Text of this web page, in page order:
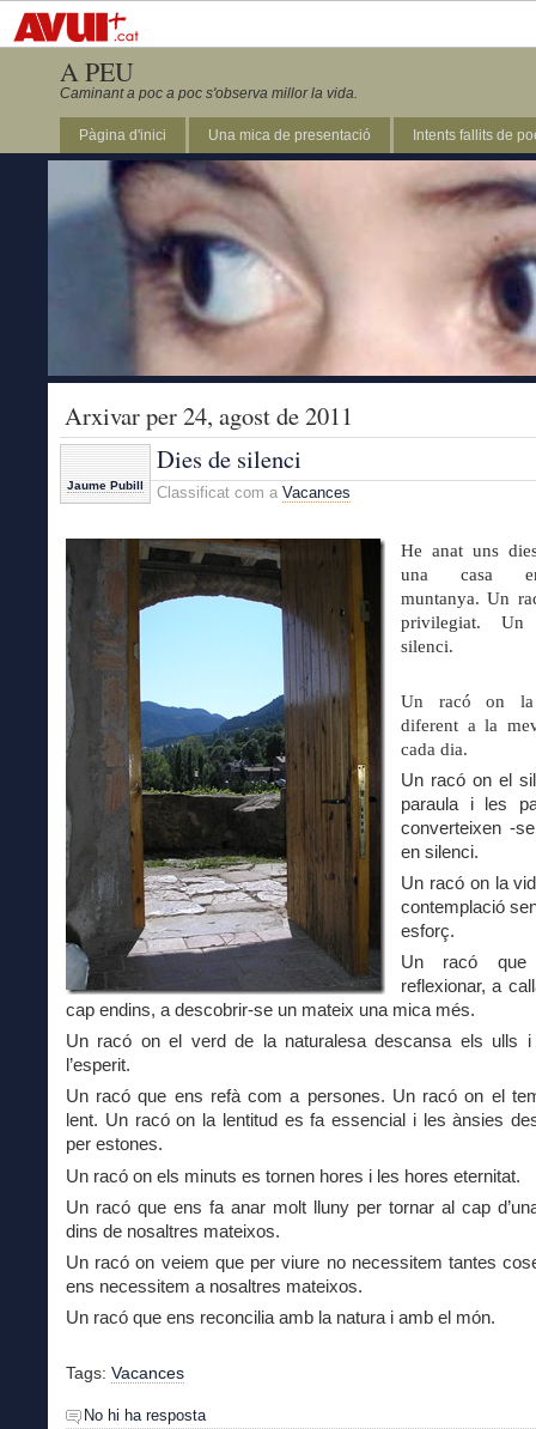
A PEU
Caminant a poc a poc s'observa millor la vida.
Pàgina d'inici Una mica de presentació Intents fallits de
Arxivar per 24, agost de 2011
Jaume Pubill
Dies de silenci
Classificat com a Vacances
He anat uns
una casa
muntanya. Un
privilegiat.
silenci.
Un racó on
diferent a la
cada dia.
Un racó on el
paraula i les
converteixen -
en silenci.
Un racó on la
contemplació
esforç.
Un racó
reflexionar, a
cap endins, a descobrir-se un mateix una mica més.
Un racó on el verd de la naturalesa descansa els ulls i
l’esperit.
Un racó que ens refà com a persones. Un racó on el
lent. Un racó on la lentitud es fa essencial i les ànsies
per estones.
Un racó on els minuts es tornen hores i les hores eternitat.
Un racó que ens fa anar molt lluny per tornar al cap
dins de nosaltres mateixos.
Un racó on veiem que per viure no necessitem tantes
ens necessitem a nosaltres mateixos.
Un racó que ens reconcilia amb la natura i amb el món.
Tags: Vacances
No hi ha resposta